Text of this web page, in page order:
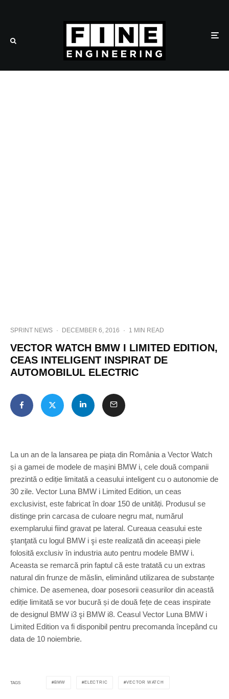
SPRINT NEWS · DECEMBER 6, 2016 · 1 MIN READ
VECTOR WATCH BMW I LIMITED EDITION,
CEAS INTELIGENT INSPIRAT DE
AUTOMOBILUL ELECTRIC
La un an de la lansarea pe piața din România a Vector Watch
și a gamei de modele de mașini BMW i, cele două companii
prezintă o ediție limitată a ceasului inteligent cu o autonomie de
30 zile. Vector Luna BMW i Limited Edition, un ceas
exclusivist, este fabricat în doar 150 de unități. Produsul se
distinge prin carcasa de culoare negru mat, numărul
exemplarului fiind gravat pe lateral. Cureaua ceasului este
ştanţată cu logul BMW i şi este realizată din aceeași piele
folosită exclusiv în industria auto pentru modele BMW i.
Aceasta se remarcă prin faptul că este tratată cu un extras
natural din frunze de măslin, eliminând utilizarea de substanțe
chimice. De asemenea, doar posesorii ceasurilor din această
ediție limitată se vor bucură și de două fețe de ceas inspirate
de designul BMW i3 şi BMW i8. Ceasul Vector Luna BMW i
Limited Edition va fi disponibil pentru precomanda începând cu
data de 10 noiembrie.
TAGS BMW ELECTRIC VECTOR WATCH